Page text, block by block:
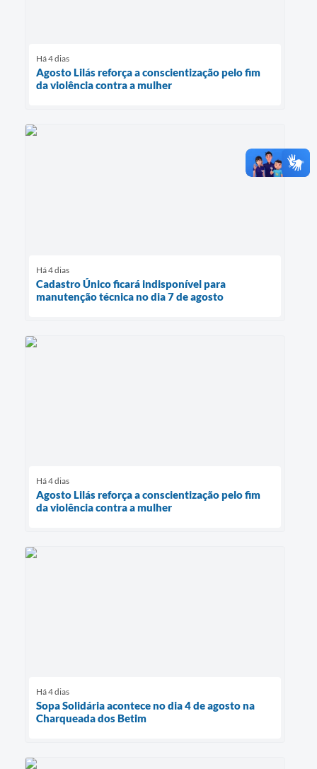
Há 4 dias
Agosto Lilás reforça a conscientização pelo fim
da violência contra a mulher
Há 4 dias
Cadastro Único ficará indisponível para
manutenção técnica no dia 7 de agosto
Há 4 dias
Agosto Lilás reforça a conscientização pelo fim
da violência contra a mulher
Há 4 dias
Sopa Solidária acontece no dia 4 de agosto na
Charqueada dos Betim